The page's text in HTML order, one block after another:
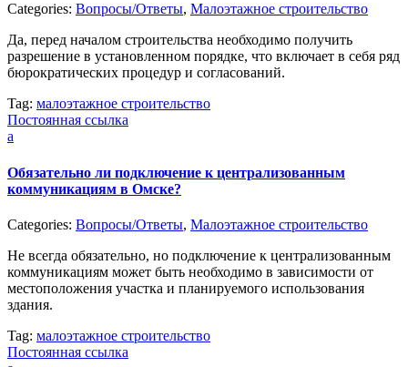
Categories: Вопросы/Ответы, Малоэтажное строительство
Да, перед началом строительства необходимо получить
разрешение в установленном порядке, что включает в себя ряд
бюрократических процедур и согласований.
Tag: малоэтажное строительство
Постоянная ссылка
a
Обязательно ли подключение к централизованным
коммуникациям в Омске?
Categories: Вопросы/Ответы, Малоэтажное строительство
Не всегда обязательно, но подключение к централизованным
коммуникациям может быть необходимо в зависимости от
местоположения участка и планируемого использования
здания.
Tag: малоэтажное строительство
Постоянная ссылка